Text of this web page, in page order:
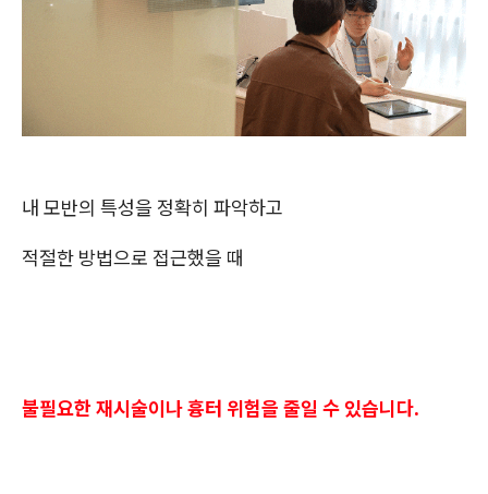
내 모반의 특성을 정확히 파악하고
적절한 방법으로 접근했을 때
불필요한 재시술이나 흉터 위험을 줄일 수 있습니다.